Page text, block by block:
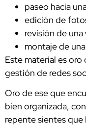
paseo hacia
edición de
revisión de una
montaje de
Este material es oro
gestión de redes
Oro de ese que
bien organizada,
repente sientes